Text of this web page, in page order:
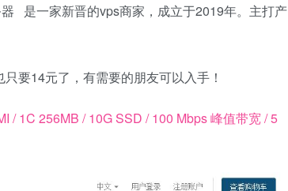
是一家新晋的vps商家，成立于2019年。主打产
要14元了，有需要的朋友可以入手！
/ 1C 256MB / 10G SSD / 100 Mbps 峰值带宽 / 5